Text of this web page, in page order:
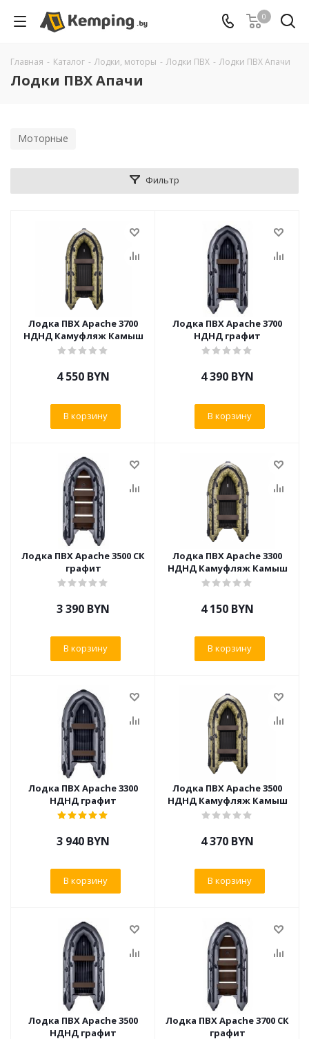
0
Главная - Каталог - Лодки, моторы - Лодки ПВХ - Лодки ПВХ Апачи
Лодки ПВХ Апачи
Моторные
Фильтр
Лодка ПВХ Apache 3700
НДНД Камуфляж Камыш
4 550 BYN
В корзину
Лодка ПВХ Apache 3700
НДНД графит
4 390 BYN
В корзину
Лодка ПВХ Apache 3500 СК
графит
3 390 BYN
В корзину
Лодка ПВХ Apache 3300
НДНД Камуфляж Камыш
4 150 BYN
В корзину
Лодка ПВХ Apache 3300
НДНД графит
3 940 BYN
В корзину
Лодка ПВХ Apache 3500
НДНД Камуфляж Камыш
4 370 BYN
В корзину
Лодка ПВХ Apache 3500
НДНД графит
Лодка ПВХ Apache 3700 СК
графит